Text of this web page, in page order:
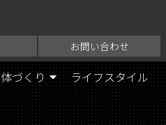
お問い合わせ
体づくり ライフスタイル